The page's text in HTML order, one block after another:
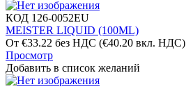
КОД 126-0052EU
MEISTER LIQUID (100ML)
От €33.22 без НДС (€40.20 вкл. НДС)
Просмотр
Добавить в список желаний